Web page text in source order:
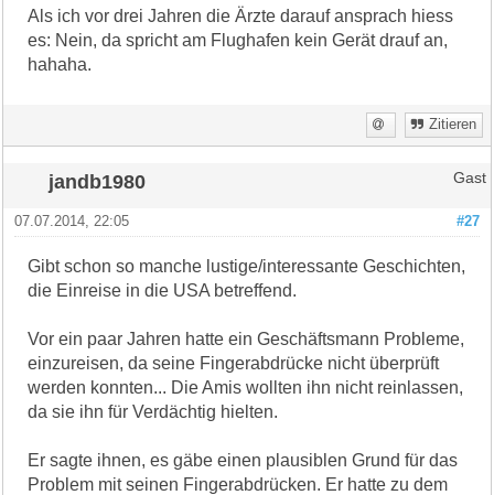
Als ich vor drei Jahren die Ärzte darauf ansprach hiess
es: Nein, da spricht am Flughafen kein Gerät drauf an,
hahaha.
Zitieren
jandb1980 Gast
#27
07.07.2014, 22:05
Gibt schon so manche lustige/interessante Geschichten,
die Einreise in die USA betreffend.
Vor ein paar Jahren hatte ein Geschäftsmann Probleme,
einzureisen, da seine Fingerabdrücke nicht überprüft
werden konnten... Die Amis wollten ihn nicht reinlassen,
da sie ihn für Verdächtig hielten.
Er sagte ihnen, es gäbe einen plausiblen Grund für das
Problem mit seinen Fingerabdrücken. Er hatte zu dem